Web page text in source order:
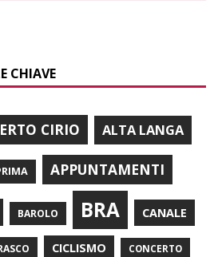
CHIAVE
CIRIO ALTA LANGA
APPUNTAMENTI
BAROLO BRA CANALE
CICLISMO CONCERTO